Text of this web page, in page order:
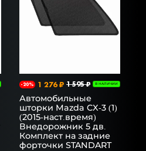
-20% 1 276 ₽ 1 595 ₽ В НАЛИЧИИ
Автомобильные
шторки Mazda CX-3 (1)
(2015-наст.время)
Внедорожник 5 дв.
Комплект на задние
форточки STANDART